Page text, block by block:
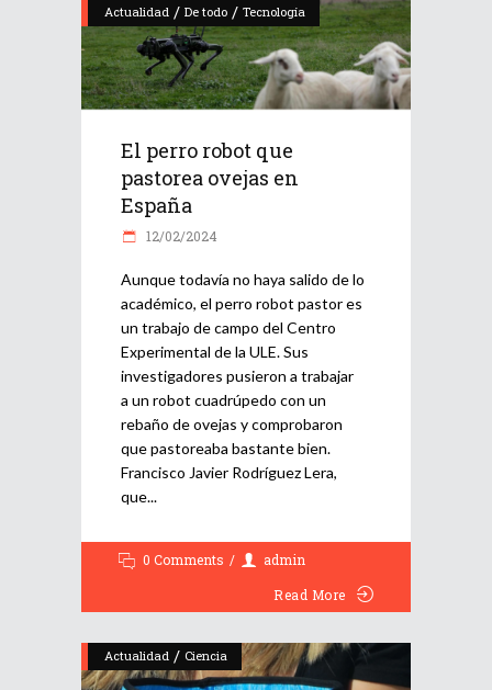
Actualidad / De todo / Tecnología
El perro robot que
pastorea ovejas en
España
12/02/2024
Aunque todavía no haya salido de lo
académico, el perro robot pastor es
un trabajo de campo del Centro
Experimental de la ULE. Sus
investigadores pusieron a trabajar
a un robot cuadrúpedo con un
rebaño de ovejas y comprobaron
que pastoreaba bastante bien.
Francisco Javier Rodríguez Lera,
que
0 Comments
admin
Read More
Actualidad / Ciencia